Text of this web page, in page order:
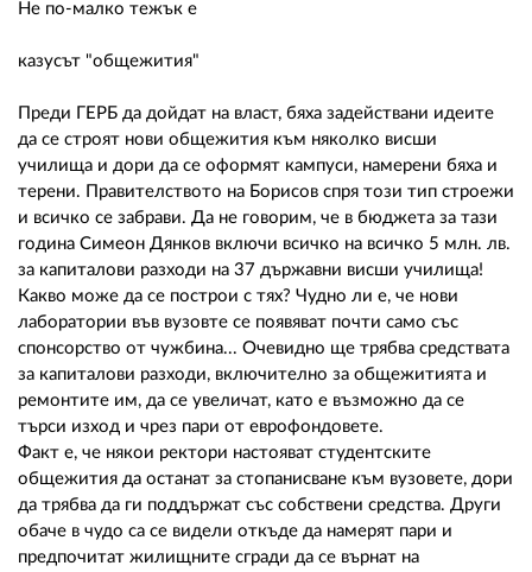
Не по-малко тежък е
казусът "общежития"
Преди ГЕРБ да дойдат на власт, бяха задействани идеите
да се строят нови общежития към няколко висши
училища и дори да се оформят кампуси, намерени бяха и
терени. Правителството на Борисов спря този тип строежи
и всичко се забрави. Да не говорим, че в бюджета за тази
година Симеон Дянков включи всичко на всичко 5 млн. лв.
за капиталови разходи на 37 държавни висши училища!
Какво може да се построи с тях? Чудно ли е, че нови
лаборатории във вузовте се появяват почти само със
спонсорство от чужбина... Очевидно ще трябва средствата
за капиталови разходи, включително за общежитията и
ремонтите им, да се увеличат, като е възможно да се
търси изход и чрез пари от еврофондовете.
Факт е, че някои ректори настояват студентските
общежития да останат за стопанисване към вузовете, дори
да трябва да ги поддържат със собствени средства. Други
обаче в чудо са се видели откъде да намерят пари и
предпочитат жилищните сгради да се върнат на